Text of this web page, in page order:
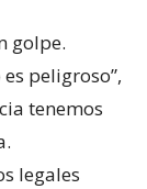
golpe.
peligroso”,
tenemos
legales